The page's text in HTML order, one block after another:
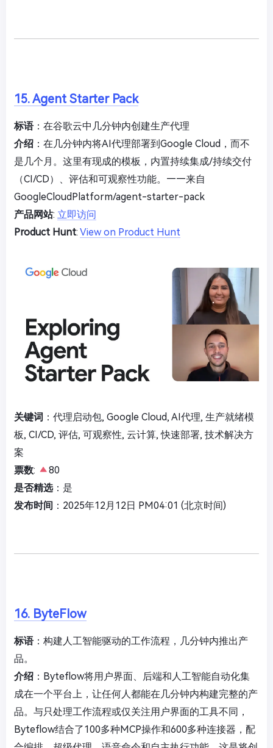
15. Agent Starter Pack
标语：在谷歌云中几分钟内创建生产代理
介绍 ：在几分钟内将AI代理部署到Google Cloud，而不
是几个月。这里有现成的模板，内置持续集成/持续交付
（CI/CD）、评估和可观察性功能。——来自
GoogleCloudPlatform/agent-starter-pack
产品网站: 立即访问
Product Hunt: View on Product Hunt
关键词 ：代理启动包, Google Cloud, AI代理, 生产就绪模
板, CI/CD, 评估, 可观察性, 云计算, 快速部署, 技术解决方
案
票数:
80
是否精选：是
发布时间 ：2025年12月12日 PM04:01 (北京时间)
16. ByteFlow
标语：构建人工智能驱动的工作流程，几分钟内推出产
品。
介绍 ：Byteflow将用户界面、后端和人工智能自动化集
成在一个平台上，让任何人都能在几分钟内构建完整的产
品。与只处理工作流程或仅关注用户界面的工具不同，
Byteflow结合了100多种MCP操作和600多种连接器，配